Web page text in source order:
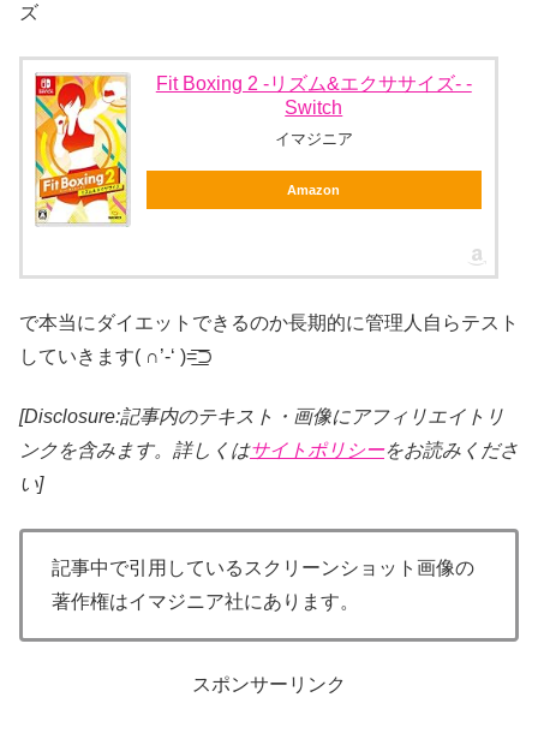
ズ
Fit Boxing 2 -リズム&エクササイズ- -
Switch
イマジニア
Amazon
で本当にダイエットできるのか長期的に管理人自らテスト
していきます( ∩’-‘ )=͟͟͞͞⊃
[Disclosure:記事内のテキスト・画像にアフィリエイトリ
ンクを含みます。詳しくはサイトポリシーをお読みくださ
い]
記事中で引用しているスクリーンショット画像の
著作権はイマジニア社にあります。
スポンサーリンク